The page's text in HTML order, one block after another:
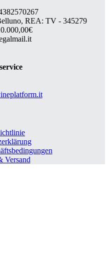
REA: TV - 345279
Versand